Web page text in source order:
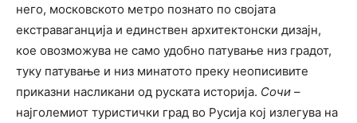
него, московското метро познато по својата
екстраваганција и единствен архитектонски дизајн,
кое овозможува не само удобно патување низ градот,
туку патување и низ минатото преку неописивите
приказни насликани од руската историја. Сочи –
најголемиот туристички град во Русија кој излегува на